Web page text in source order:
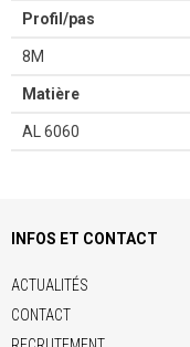
Profil/pas
8M
Matière
AL 6060
INFOS ET CONTACT
ACTUALITÉS
CONTACT